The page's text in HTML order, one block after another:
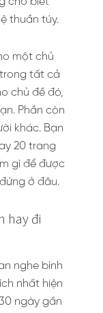
thuần túy.
một chủ
tất cả
chủ đề đó,
Phần còn
khác. Bạn
20 trang
gì để được
ở đâu.
hay đi
nghe bình
nhất hiện
ngày gần